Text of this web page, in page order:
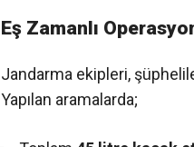
Eş Zamanlı
Jandarma ekipleri,
Yapılan aramalarda;